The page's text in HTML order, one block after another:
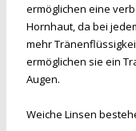
ermöglichen eine
Hornhaut, da bei
mehr
ermöglichen sie ein
Augen.
Weiche Linsen